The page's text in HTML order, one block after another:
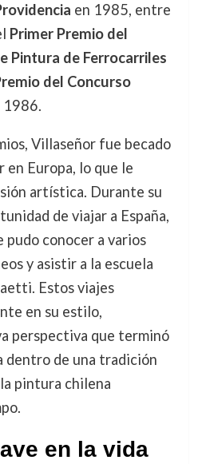
en 1985, entre
Primer Premio del
Pintura de Ferrocarriles
del Concurso
1986.
Villaseñor fue becado
Europa, lo que le
artística. Durante su
de viajar a España,
pudo conocer a varios
y asistir a la escuela
Estos viajes
en su estilo,
perspectiva que terminó
dentro de una tradición
pintura chilena
en la vida